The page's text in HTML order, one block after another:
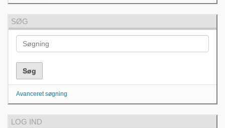
SØG
Avanceret søgning
LOG IND